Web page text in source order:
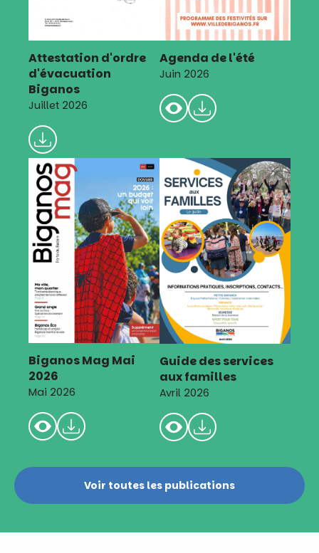
Attestation d'ordre
d'évacuation
Biganos
Juillet 2026
Agenda de l'été
Juin 2026
Biganos Mag Mai
2026
Mai 2026
Guide des services
aux familles
Avril 2026
Voir toutes les publications